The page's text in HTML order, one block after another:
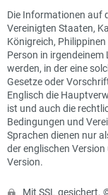
Die Informationen auf
Vereinigten Staaten,
Königreich,
Person in
werden, in der eine
Gesetze oder
Englisch die
ist und auch die
Bedingungen und
Sprachen dienen nur
der englischen
Version.
Mit SSL gesichert.